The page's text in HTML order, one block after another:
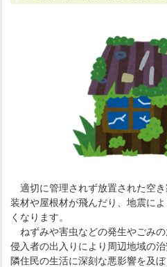
適切に管理されず放置された空
装材や屋根材が飛んだり、地震に
くなります。
ねずみや害虫などの発生やごみ
侵入者の出入りにより周辺地域の
隣住民の生活に深刻な悪影響を及